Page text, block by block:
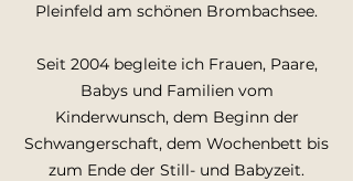
Pleinfeld am schönen Brombachsee.
Seit 2004 begleite ich Frauen, Paare,
Babys und Familien vom
Kinderwunsch, dem Beginn der
Schwangerschaft, dem Wochenbett bis
zum Ende der Still- und Babyzeit.